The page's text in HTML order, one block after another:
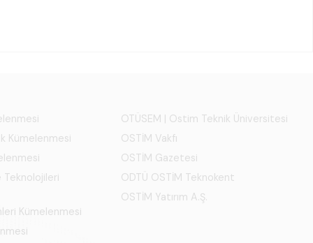
Kümelenmesi
Teknolojileri
Kümelenmesi
OTÜSEM | Ostim Teknik Üniversitesi
OSTİM Vakfı
OSTİM Gazetesi
ODTÜ OSTİM Teknokent
OSTİM Yatırım A.Ş.